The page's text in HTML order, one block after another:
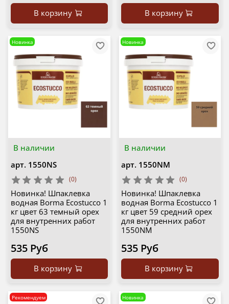
В корзину В корзину
В наличии
Новинка
арт. 1550NS
(0)
Новинка! Шпаклевка
водная Borma Ecostucco 1
кг цвет 63 темный орех
для внутренних работ
1550NS
535 Руб
В корзину
В наличии
Новинка
арт. 1550NM
(0)
Новинка! Шпаклевка
водная Borma Ecostucco 1
кг цвет 59 средний орех
для внутренних работ
1550NM
535 Руб
В корзину
Рекомендуем Новинка